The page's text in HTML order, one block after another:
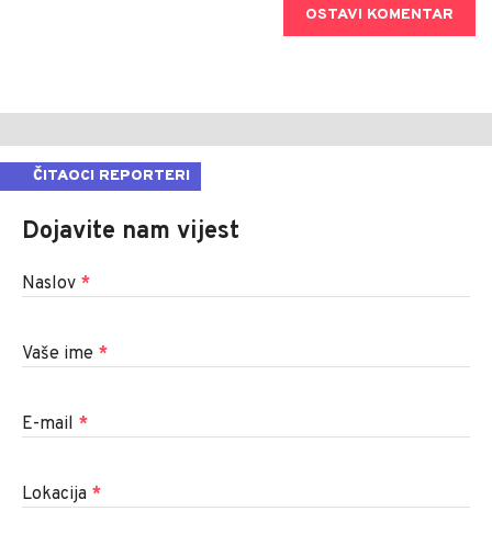
OSTAVI KOMENTAR
ČITAOCI REPORTERI
Dojavite nam vijest
Naslov *
Vaše ime *
E-mail *
Lokacija *